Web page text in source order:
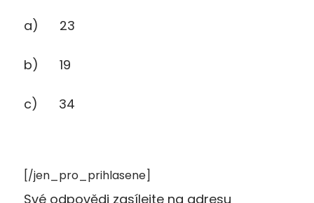
a) 23
b) 19
c) 34
[/jen_pro_prihlasene]
Své odpovědi zasílejte na adresu